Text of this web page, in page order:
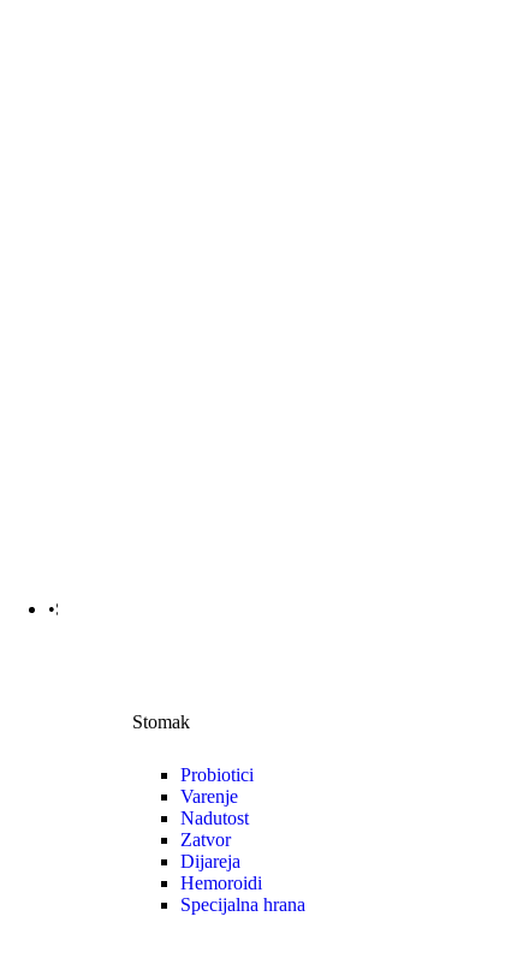
•Stomak | Bol | Cirkulacija
Stomak
Probiotici
Varenje
Nadutost
Zatvor
Dijareja
Hemoroidi
Specijalna hrana